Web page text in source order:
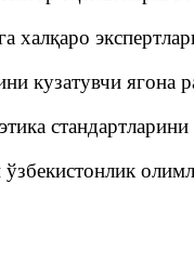
халқаро
кузатувчи